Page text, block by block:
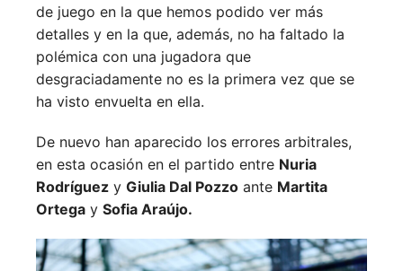
de juego en la que hemos podido ver más
detalles y en la que, además, no ha faltado la
polémica con una jugadora que
desgraciadamente no es la primera vez que se
ha visto envuelta en ella.
De nuevo han aparecido los errores arbitrales,
en esta ocasión en el partido entre Nuria
Rodríguez y Giulia Dal Pozzo ante Martita
Ortega y Sofia Araújo.